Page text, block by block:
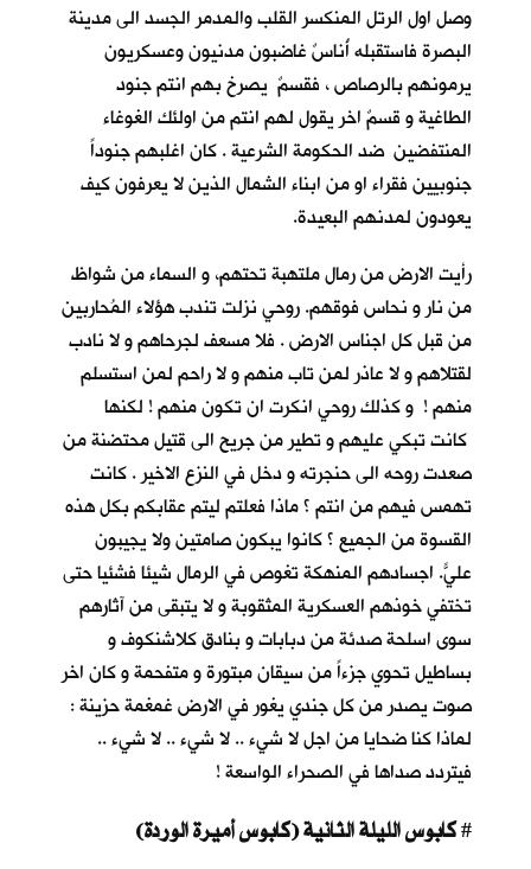
وصل اول الرتل المنكسر القلب والمدمر الجسد الى مدينة
البصرة فاستقبله أُناسٌ غاضبون مدنيون وعسكريون
يرمونهم بالرصاص ، فقسمٌ يصرخ بهم انتم جنود
الطاغية و قسمٌ اخر يقول لهم انتم من اولئك الغوغاء
المنتفضين ضد الحكومة الشرعية . كان اغلبهم جنوداً
جنوبيين فقراء او من ابناء الشمال الذين لا يعرفون كيف
يعودون لمدنهم البعيدة.
رأيت الارض من رمال ملتهبة تحتهم، و السماء من شواظ
من نار و نحاس فوقهم. روحي نزلت تندب هؤلاء المُحاربين
من قبل كل اجناس الارض . فلا مسعف لجرحاهم و لا نادب
لقتلاهم و لا عاذر لمن تاب منهم و لا راحم لمن استسلم
منهم ! و كذلك روحي انكرت ان تكون منهم ! لكنها
كانت تبكي عليهم و تطير من جريح الى قتيل محتضنة من
صعدت روحه الى حنجرته و دخل في النزع الاخير . كانت
تهمس فيهم من انتم ؟ ماذا فعلتم ليتم عقابكم بكل هذه
القسوة من الجميع ؟ كانوا يبكون صامتين ولا يجيبون
عليّ. اجسادهم المنهكة تغوص في الرمال شيئا فشئياً حتى
تختفي خوذهم العسكرية المثقوبة و لا يتبقى من آثارهم
سوى اسلحة صدئة من دبابات و بنادق كلاشنكوف و
بساطيل تحوي جزءاً من سيقان مبتورة و متفحمة و كان اخر
صوت يصدر من كل جندي يغور في الارض غمغمة حزينة :
لماذا كنا ضحايا من اجل لا شيء .. لا شيء .. لا شيء ..
فيتردد صداها في الصحراء الواسعة !
كابوس الليلة الثانية (كابوس أميرة الوردة)#